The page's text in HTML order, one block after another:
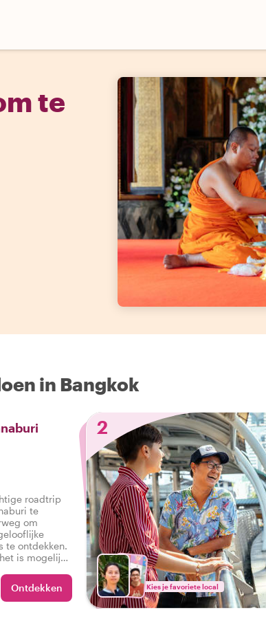
te
in Bangkok
roadtrip
te
om
te ontdekken.
is mogelijk
Ontdekken
2
Kies je favoriete local